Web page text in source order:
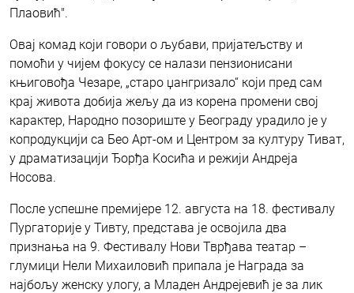
Плаовић".
Овај комад који говори о љубави, пријатељству и
помоћи у чијем фокусу се налази пензионисани
књиговођа Чезаре, „старо џангризало“ који пред сам
крај живота добија жељу да из корена промени свој
карактер, Народно позориште у Београду урадило је у
копродукцији са Бео Арт-ом и Центром за културу Тиват,
у драматизацији Ђорђа Kосића и режији Андреја
Носова.
После успешне премијере 12. августа на 18. фестивалу
Пургаторије у Тивту, представа је освојила два
признања на 9. Фестивалу Нови Тврђава театар –
глумици Нели Михаиловић припала је Награда за
најбољу женску улогу, а Младен Андрејевић је за лик